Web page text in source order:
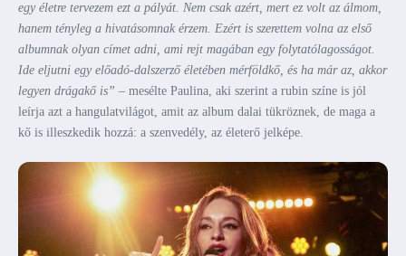
egy életre tervezem ezt a pályát. Nem csak azért, mert ez volt az álmom,
hanem tényleg a hivatásomnak érzem. Ezért is szerettem volna az első
albumnak olyan címet adni, ami rejt magában egy folytatólagosságot.
Ide eljutni egy előadó-dalszerző életében mérföldkő, és ha már az, akkor
legyen drágakő is” – mesélte Paulina, aki szerint a rubin színe is jól
leírja azt a hangulatvilágot, amit az album dalai tükröznek, de maga a
kő is illeszkedik hozzá: a szenvedély, az életerő jelképe.